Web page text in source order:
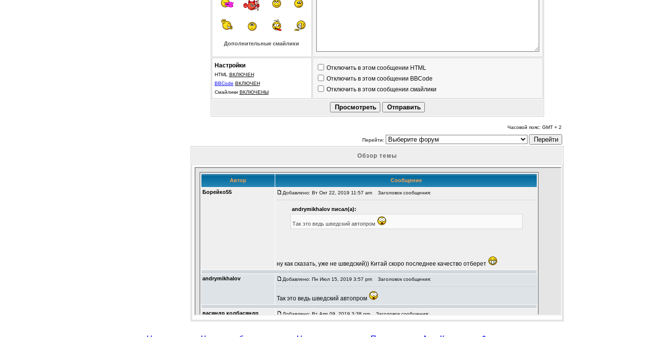
Дополнительные смайлики
Настройки
HTML ВКЛЮЧЕН
BBCode ВКЛЮЧЕН
Смайлики ВКЛЮЧЕНЫ
Отключить в этом сообщении HTML
Отключить в этом сообщении BBCode
Отключить в этом сообщении смайлики
Часовой пояс: GMT + 2
Перейти:
Обзор темы